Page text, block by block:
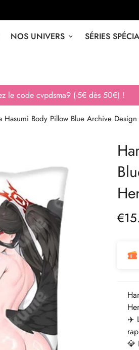
NOS UNIVERS SÉRIES
le code cvpdsma9 (-5€ dès 50€) !
Hasumi Body Pillow Blue Archive
Prix
€
✈️
💎